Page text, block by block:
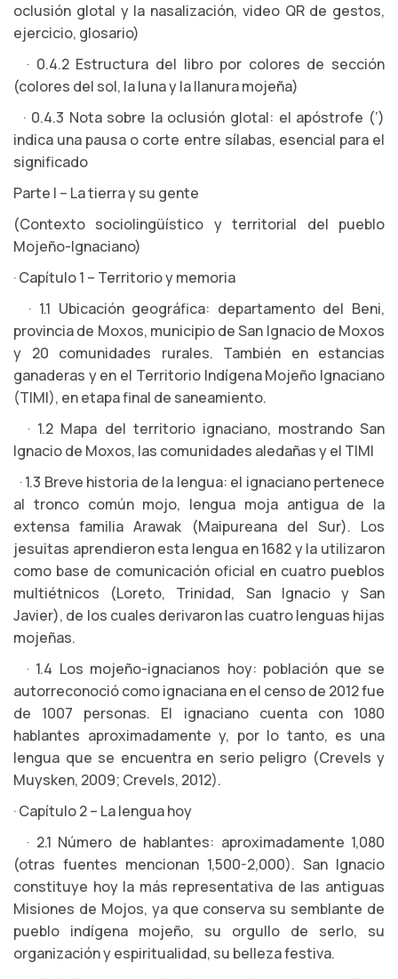
oclusión glotal y la nasalización, video QR de gestos,
ejercicio, glosario)
· 0.4.2 Estructura del libro por colores de sección
(colores del sol, la luna y la llanura mojeña)
· 0.4.3 Nota sobre la oclusión glotal: el apóstrofe (’)
indica una pausa o corte entre sílabas, esencial para el
significado
Parte I – La tierra y su gente
(Contexto sociolingüístico y territorial del pueblo
Mojeño-Ignaciano)
· Capítulo 1 – Territorio y memoria
· 1.1 Ubicación geográfica: departamento del Beni,
provincia de Moxos, municipio de San Ignacio de Moxos
y 20 comunidades rurales. También en estancias
ganaderas y en el Territorio Indígena Mojeño Ignaciano
(TIMI), en etapa final de saneamiento.
· 1.2 Mapa del territorio ignaciano, mostrando San
Ignacio de Moxos, las comunidades aledañas y el TIMI
· 1.3 Breve historia de la lengua: el ignaciano pertenece
al tronco común mojo, lengua moja antigua de la
extensa familia Arawak (Maipureana del Sur). Los
jesuitas aprendieron esta lengua en 1682 y la utilizaron
como base de comunicación oficial en cuatro pueblos
multiétnicos (Loreto, Trinidad, San Ignacio y San
Javier), de los cuales derivaron las cuatro lenguas hijas
mojeñas.
· 1.4 Los mojeño-ignacianos hoy: población que se
autorreconoció como ignaciana en el censo de 2012 fue
de 1007 personas. El ignaciano cuenta con 1080
hablantes aproximadamente y, por lo tanto, es una
lengua que se encuentra en serio peligro (Crevels y
Muysken, 2009; Crevels, 2012).
· Capítulo 2 – La lengua hoy
· 2.1 Número de hablantes: aproximadamente 1,080
(otras fuentes mencionan 1,500-2,000). San Ignacio
constituye hoy la más representativa de las antiguas
Misiones de Mojos, ya que conserva su semblante de
pueblo indígena mojeño, su orgullo de serlo, su
organización y espiritualidad, su belleza festiva.